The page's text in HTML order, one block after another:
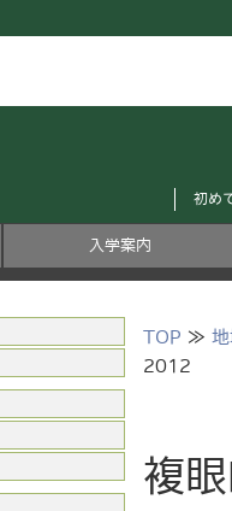
初め
入学案内
TOP ≫
2012
複